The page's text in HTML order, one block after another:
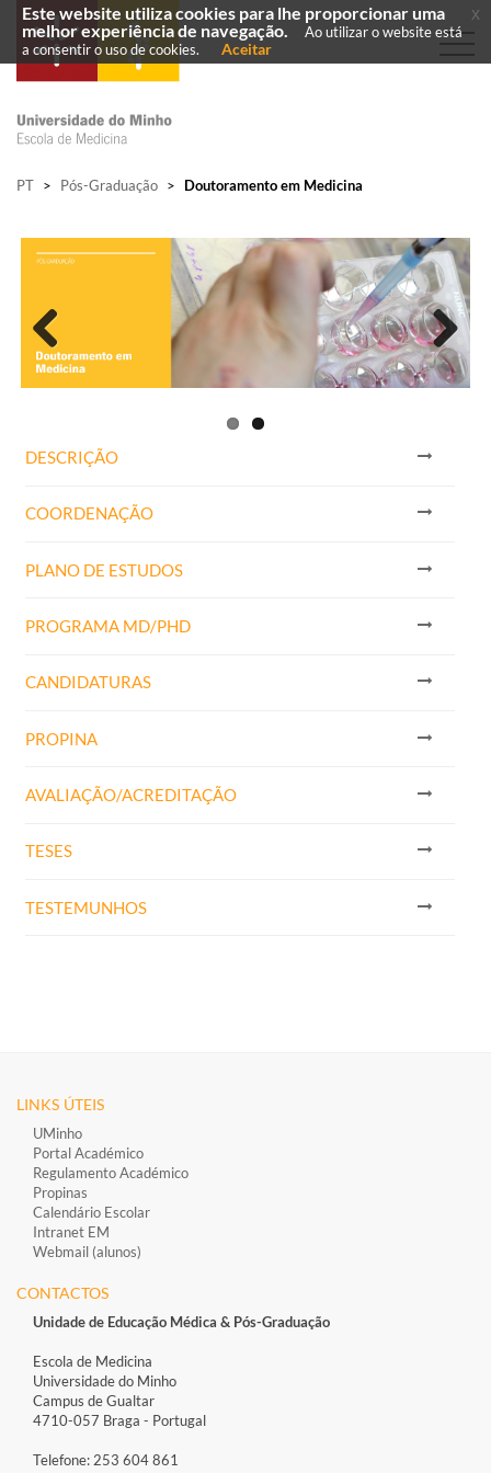
PT > Pós-Graduação > Doutoramento em Medicina
Previous Next
DESCRIÇÃO
​COORDENAÇÃO
PLANO DE ESTUDOS
PROGRAMA MD/PHD
CANDIDATURAS
PROPINA
AVALIAÇÃO/ACREDITAÇÃO
TESES
TESTEMUNHOS
LINKS ÚTEIS
UMinho
Portal Académico
Regulamento Académico
Propinas
Calendário Escolar
Intranet EM
Webmail (alunos)
CONTACTOS
Unidade de Educação Médica & Pós-Graduação
Escola de Medicina
Universidade do Minho
Campus de Gualtar
4710-057 Braga - Portugal
Telefone: 253 604 861
Este website utiliza cookies para lhe proporcionar uma
melhor experiência de navegação.
Ao utilizar o website está
a consentir o uso de cookies.
Aceitar
x